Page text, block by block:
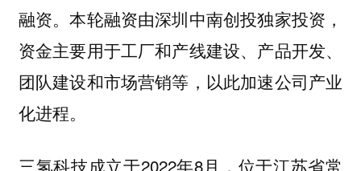
融资。本轮融资由深圳中南创投独家投资，
资金主要用于工厂和产线建设、产品开发、
团队建设和市场营销等，以此加速公司产业
化进程。
三氢科技成立于2022年8月，位于江苏省常